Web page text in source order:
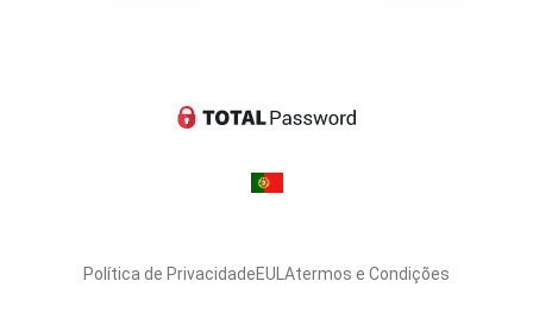
Política de PrivacidadeEULAtermos e Condições